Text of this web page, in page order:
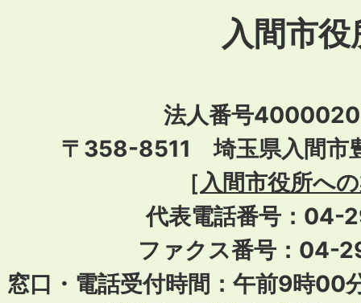
入間市役
法人番号
〒358-8511 埼玉県入間市
［入間市役所へ
代表電話番号：04-
ファクス番号：04-
窓口・電話受付時間：午前9時00